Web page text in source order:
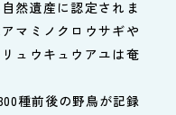
然遺産に認定されま
マミノクロウサギや
ュウキュウアユは奄
種前後の野鳥が記録